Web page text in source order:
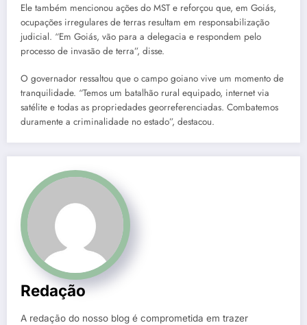
Ele também mencionou ações do MST e reforçou que, em Goiás,
ocupações irregulares de terras resultam em responsabilização
judicial. “Em Goiás, vão para a delegacia e respondem pelo
processo de invasão de terra”, disse.
O governador ressaltou que o campo goiano vive um momento de
tranquilidade. “Temos um batalhão rural equipado, internet via
satélite e todas as propriedades georreferenciadas. Combatemos
duramente a criminalidade no estado”, destacou.
Redação
A redação do nosso blog é comprometida em trazer